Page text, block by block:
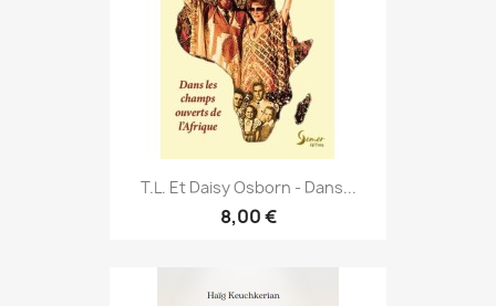
T.L. Et Daisy Osborn - Dans...
8,00 €